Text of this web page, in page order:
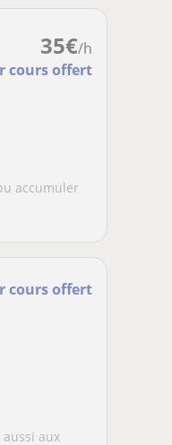
35€/h
cours offert
accumuler
cours offert
aux